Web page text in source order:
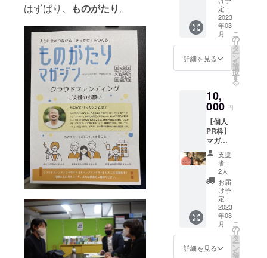
はずばり、
ものがたり 。
に関し
まして
は、製
作者が
所有す
るもの
とし、
複製、
改変な
どの行
為を禁
止致し
ます。
たしま
す。 そ
の他 ”も
のがた
りマガ
ステッ
カー×10
アファ
イル×10
もお付
けいた
しま
す。
注）”も
のがた
りマガ
ジン”の
著作権
に関し
まして
は、製
作者が
所有す
るもの
とし、
虹の会
〒103-
0001
東京都
中央区
町13-4
共同ビ
ル601
https://
www.nij
inokai.o
r.jp/ 協
力 公
益社団
法人虹
の会
株式会
社エク
必ず指
定の
メール
アドレ
スに希
望され
どをお
送り下
さい。
mail :
hisa.f.5
3@gma
il.com
”ものが
たりマ
ガジ
ン” 部
数 1
部 そ
の他”も
のがた
ジン”の
版の1回
⚪︎掲載
方法 企
業名
（文字
の
文字以
内 ※支
援後に
必ず指
定の
メール
アドレ
スに希
望され
るお名
前や
URLな
どをお
送り下
さい。
mail :
hisa.f.5
ます。
⚪︎掲載
箇所 マ
ガジン
奥付部
分(ラス
トの
ページ
す) ※支
援が多
い場合
は2ペー
ジにな
りま
す。順
不同 ⚪︎
掲載期
間 初版
の1回 ⚪︎
掲載方
法 個人
名・PR
文10〜
50文字
以内
定：
2023
年03
月
詳細を見る
こ
の
リ
タ
ー
ン
を
選
択
す
る
10,
000 円
【個人
PR枠】
マガジ
ン内で
個人名
を記載
いたし
ます。
⚪︎掲載
箇所 マ
ガジン
奥付部
分(ラス
トの
ページ
支援
者：
2人
お届
け予
定：
2023
年03
月
詳細を見る
こ
の
リ
タ
ー
ン
を